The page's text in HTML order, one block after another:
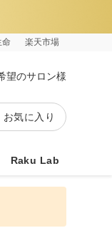
命 楽天市場
望のサロン様
お気に入り
Raku Lab